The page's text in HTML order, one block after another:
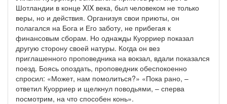
Шотландии в конце XIX века, был человеком не только
веры, но и действия. Организуя свои приюты, он
полагался на Бога и Его заботу, не прибегая к
финансовым сборам. Но однажды Куорриер показал
другую сторону своей натуры. Когда он вез
приглашенного проповедника на вокзал, вдали показался
поезд. Боясь опоздать, проповедник обеспокоенно
спросил: «Может, нам помолиться?» «Пока рано, –
ответил Куорриер и щелкнул поводьями, – сперва
посмотрим, на что способен конь».